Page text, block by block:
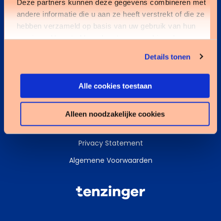
Deze partners kunnen deze gegevens combineren met
andere informatie die u aan ze heeft verstrekt of die ze
hebben verzameld op basis van uw gebruik van hun
services. U gaat akkoord met onze cookies als u onze
Details tonen
Alle cookies toestaan
Alleen noodzakelijke cookies
Kennisbank
Services
Cookies
Privacy Statement
Algemene Voorwaarden
Tenzinger